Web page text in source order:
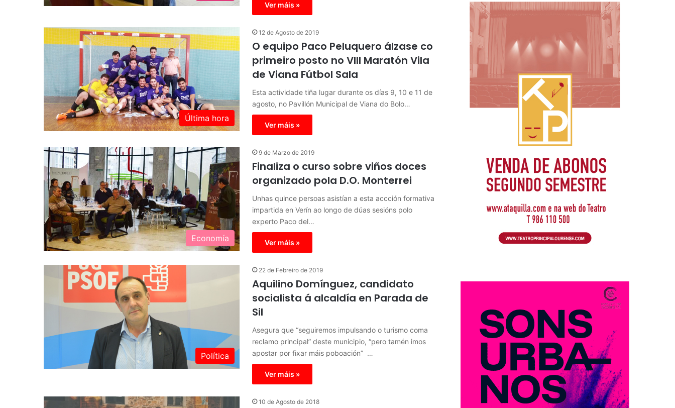
Ver máis »
Última hora
12 de Agosto de 2019
O equipo Paco Peluquero álzase co
primeiro posto no VIII Maratón Vila
de Viana Fútbol Sala
Esta actividade tiña lugar durante os días 9, 10 e 11 de
agosto, no Pavillón Municipal de Viana do Bolo…
Ver máis »
Economía
9 de Marzo de 2019
Finaliza o curso sobre viños doces
organizado pola D.O. Monterrei
Unhas quince persoas asistían a esta accción formativa
impartida en Verín ao longo de dúas sesións polo
experto Paco del…
Ver máis »
Política
22 de Febreiro de 2019
Aquilino Domínguez, candidato
socialista á alcaldía en Parada de
Sil
Asegura que “seguiremos impulsando o turismo coma
reclamo principal” deste municipio, “pero tamén imos
apostar por fixar máis poboación” …
Ver máis »
10 de Agosto de 2018